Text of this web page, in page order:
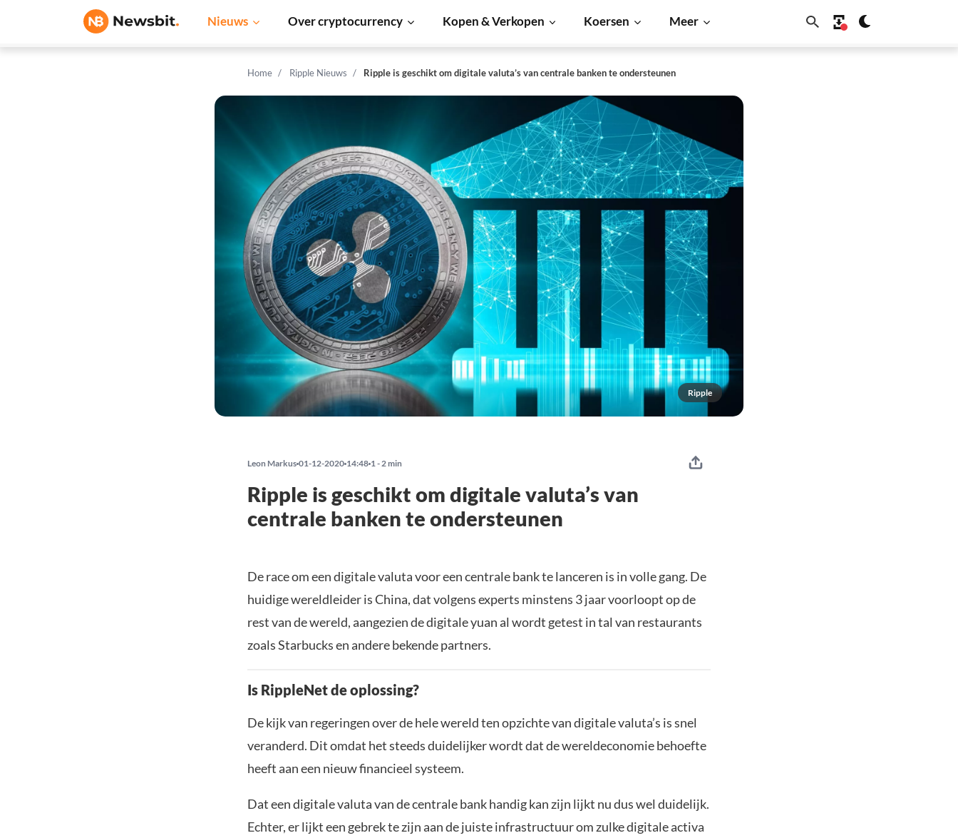
Nieuws Over cryptocurrency Kopen & Verkopen Koersen Meer
Home Ripple Nieuws Ripple is geschikt om digitale valuta’s van centrale banken te ondersteunen
Ripple
Leon Markus 01-12-2020 14:48 1 - 2 min
Ripple is geschikt om digitale valuta’s van
centrale banken te ondersteunen
De race om een digitale valuta voor een centrale bank te lanceren is in volle gang. De
huidige wereldleider is China, dat volgens experts minstens 3 jaar voorloopt op de
rest van de wereld, aangezien de digitale yuan al wordt getest in tal van restaurants
zoals Starbucks en andere bekende partners.
Is RippleNet de oplossing?
De kijk van regeringen over de hele wereld ten opzichte van digitale valuta’s is snel
veranderd. Dit omdat het steeds duidelijker wordt dat de wereldeconomie behoefte
heeft aan een nieuw financieel systeem.
Dat een digitale valuta van de centrale bank handig kan zijn lijkt nu dus wel duidelijk.
Echter, er lijkt een gebrek te zijn aan de juiste infrastructuur om zulke digitale activa